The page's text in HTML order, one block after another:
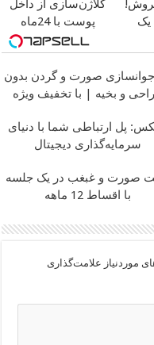
یک
کلاژن‌سازی از داخل
پوست با 24ماه
ماندگاری
جوان شو
جوانسازی صورت و گردن بدون
و بخیه | با تخفیف ویژه
پل ارتباطی شما با دنیای
سرمایه‌گذاری دیجیتال
صورت و غبغب در یک جلسه
با اقساط 12 ماهه
موردنیاز علامت‌گذاری